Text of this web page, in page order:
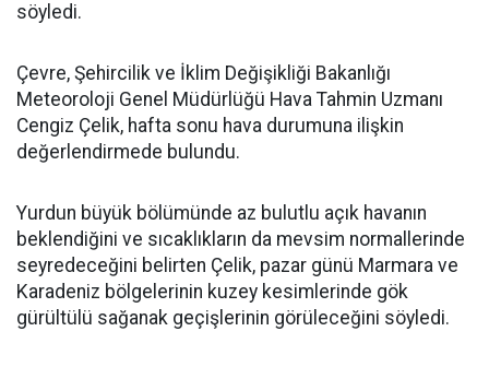
söyledi.
Çevre, Şehircilik ve İklim Değişikliği Bakanlığı
Meteoroloji Genel Müdürlüğü Hava Tahmin Uzmanı
Cengiz Çelik, hafta sonu hava durumuna ilişkin
değerlendirmede bulundu.
Yurdun büyük bölümünde az bulutlu açık havanın
beklendiğini ve sıcaklıkların da mevsim normallerinde
seyredeceğini belirten Çelik, pazar günü Marmara ve
Karadeniz bölgelerinin kuzey kesimlerinde gök
gürültülü sağanak geçişlerinin görüleceğini söyledi.